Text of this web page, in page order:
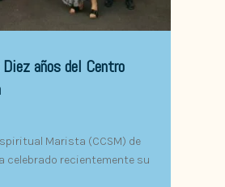
años del Centro
Marista (CCSM) de
celebrado recientemente su